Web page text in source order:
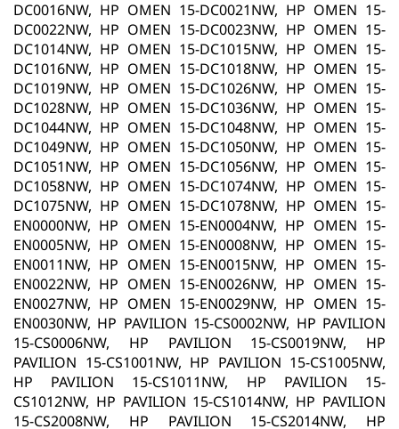
DC0016NW, HP OMEN 15-DC0021NW, HP OMEN 15-
DC0022NW, HP OMEN 15-DC0023NW, HP OMEN 15-
DC1014NW, HP OMEN 15-DC1015NW, HP OMEN 15-
DC1016NW, HP OMEN 15-DC1018NW, HP OMEN 15-
DC1019NW, HP OMEN 15-DC1026NW, HP OMEN 15-
DC1028NW, HP OMEN 15-DC1036NW, HP OMEN 15-
DC1044NW, HP OMEN 15-DC1048NW, HP OMEN 15-
DC1049NW, HP OMEN 15-DC1050NW, HP OMEN 15-
DC1051NW, HP OMEN 15-DC1056NW, HP OMEN 15-
DC1058NW, HP OMEN 15-DC1074NW, HP OMEN 15-
DC1075NW, HP OMEN 15-DC1078NW, HP OMEN 15-
EN0000NW, HP OMEN 15-EN0004NW, HP OMEN 15-
EN0005NW, HP OMEN 15-EN0008NW, HP OMEN 15-
EN0011NW, HP OMEN 15-EN0015NW, HP OMEN 15-
EN0022NW, HP OMEN 15-EN0026NW, HP OMEN 15-
EN0027NW, HP OMEN 15-EN0029NW, HP OMEN 15-
EN0030NW, HP PAVILION 15-CS0002NW, HP PAVILION
15-CS0006NW, HP PAVILION 15-CS0019NW, HP
PAVILION 15-CS1001NW, HP PAVILION 15-CS1005NW,
HP PAVILION 15-CS1011NW, HP PAVILION 15-
CS1012NW, HP PAVILION 15-CS1014NW, HP PAVILION
15-CS2008NW, HP PAVILION 15-CS2014NW, HP